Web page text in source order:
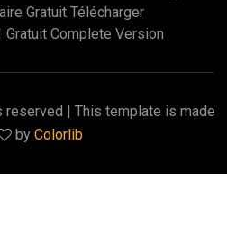
Gratuit Télécharger
Complete Version
reserved | This template is made
by Colorlib